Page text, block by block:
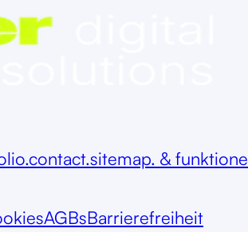
contact.sitemap. &
AGBsBarrierefreiheit